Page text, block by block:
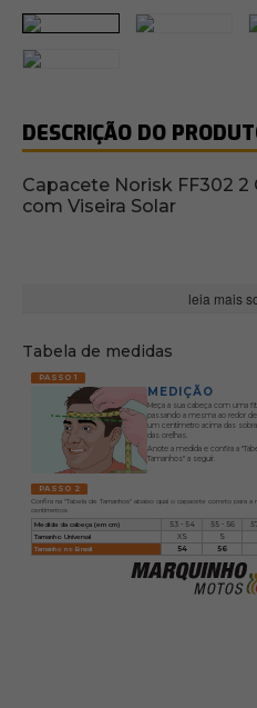
DESCRIÇÃO DO
Capacete Norisk FF302
com Viseira Solar
leia mais
Tabela de medidas
PASSO 1
MEDIÇÃO
Meça a sua cabeça com uma
passando a mesma ao redor
um centímetro acima das
das orelhas.
Anote a medida e confira a
Tamanhos" a seguir.
PASSO 2
Confira na "Tabela de Tamanhos" abaixo qual o capacete correto para
centímetros
Medida da cabeça (em cm)
53 - 54 55 - 56
Tamanho Universal
XS S
Tamanho no Brasil
54 56